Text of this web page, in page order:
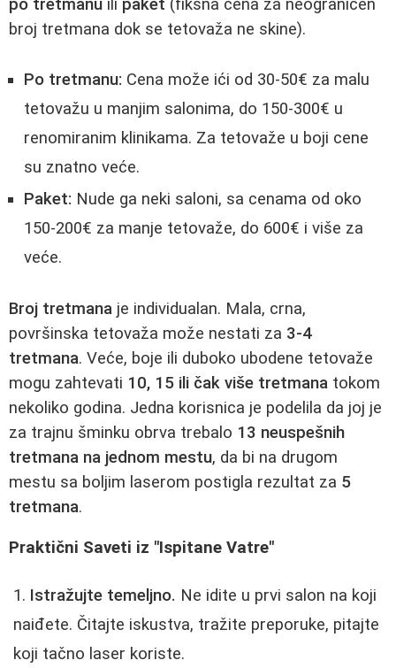
po tretmanu ili paket (fiksna cena za neograničen
broj tretmana dok se tetovaža ne skine).
Po tretmanu: Cena može ići od 30-50€ za malu
tetovažu u manjim salonima, do 150-300€ u
renomiranim klinikama. Za tetovaže u boji cene
su znatno veće.
Paket: Nude ga neki saloni, sa cenama od oko
150-200€ za manje tetovaže, do 600€ i više za
veće.
Broj tretmana je individualan. Mala, crna,
površinska tetovaža može nestati za 3-4
tretmana. Veće, boje ili duboko ubodene tetovaže
mogu zahtevati 10, 15 ili čak više tretmana tokom
nekoliko godina. Jedna korisnica je podelila da joj je
za trajnu šminku obrva trebalo 13 neuspešnih
tretmana na jednom mestu, da bi na drugom
mestu sa boljim laserom postigla rezultat za 5
tretmana.
Praktični Saveti iz "Ispitane Vatre"
Istražujte temeljno. Ne idite u prvi salon na koji
naiđete. Čitajte iskustva, tražite preporuke, pitajte
koji tačno laser koriste.